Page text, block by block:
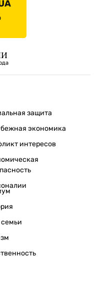
защита
экономика
интересов
семьи